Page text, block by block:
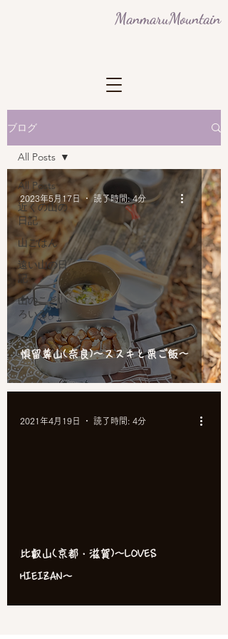
ManmaruMountain
ブログ
All Posts
近くの山の
日記
山ごはん
遠い山の日
記
山のことい
ろいろ
All Posts
惧留尊山(奈良)〜ススキと栗ご飯〜
2023年5月17日 読了時間: 4分
比叡山(京都・滋賀)〜LOVES
HIEIZAN〜
2021年4月19日 読了時間: 4分